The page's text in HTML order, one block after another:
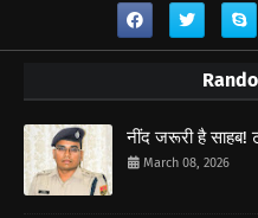
नींद जरूरी है साहब!
March 08, 2026